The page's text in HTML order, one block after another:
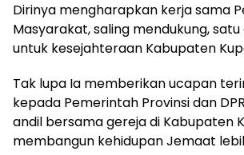
Dirinya mengharapkan kerja sama
Masyarakat, saling mendukung,
untuk kesejahteraan Kabupaten
Tak lupa Ia memberikan ucapan
kepada Pemerintah Provinsi dan
andil bersama gereja di Kabupaten
membangun kehidupan Jemaat